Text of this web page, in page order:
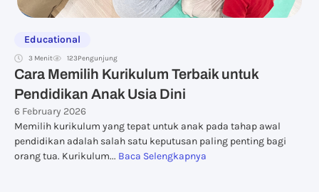
Educational
3 Menit 123Pengunjung
Cara Memilih Kurikulum Terbaik untuk
Pendidikan Anak Usia Dini
6 February 2026
Memilih kurikulum yang tepat untuk anak pada tahap awal
pendidikan adalah salah satu keputusan paling penting bagi
orang tua. Kurikulum... Baca Selengkapnya